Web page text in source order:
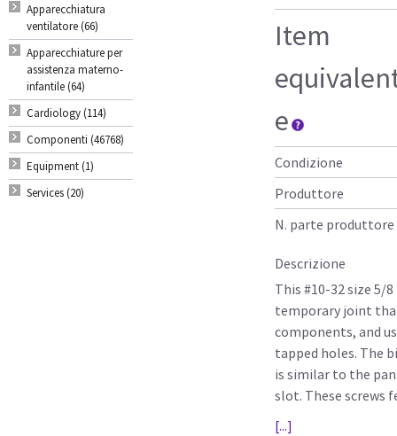
Apparecchiatura
ventilatore (66)
Apparecchiature per
assistenza materno-
infantile (64)
Cardiology (114)
Componenti (46768)
Equipment (1)
Services (20)
Item
e
Condizione
Produttore
N. parte produttore
Descrizione
This #10-32 size 5/
temporary joint
components, and
tapped holes. The
is similar to the
slot. These screws
[...]